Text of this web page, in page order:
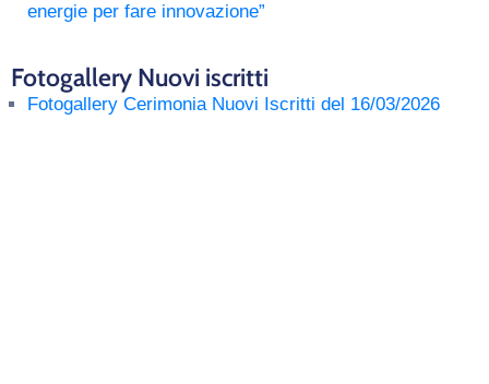
energie per fare innovazione”
Fotogallery Nuovi iscritti
Fotogallery Cerimonia Nuovi Iscritti del 16/03/2026